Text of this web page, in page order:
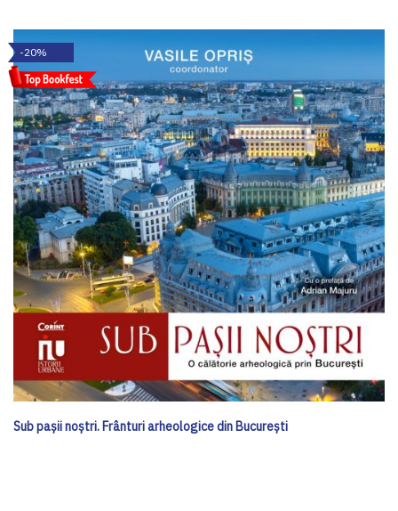
-20%
Sub pașii noștri. Frânturi arheologice din București